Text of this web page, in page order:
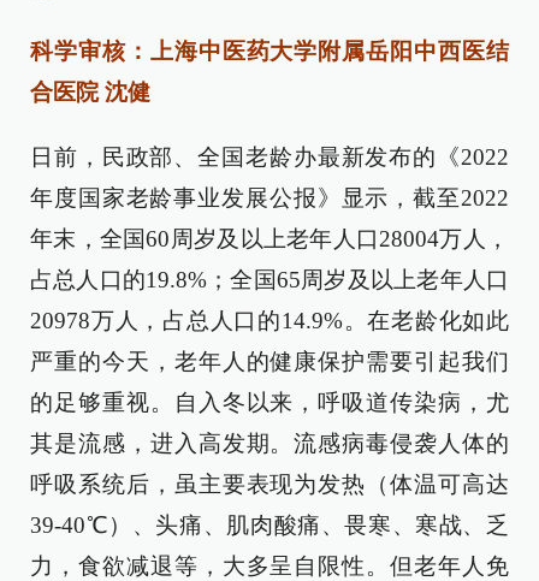
科学审核：上海中医药大学附属岳阳中西医结
合医院 沈健
日前，民政部、全国老龄办最新发布的《2022
年度国家老龄事业发展公报》显示，截至2022
年末，全国60周岁及以上老年人口28004万人，
占总人口的19.8%；全国65周岁及以上老年人口
20978万人，占总人口的14.9%。在老龄化如此
严重的今天，老年人的健康保护需要引起我们
的足够重视。自入冬以来，呼吸道传染病，尤
其是流感，进入高发期。流感病毒侵袭人体的
呼吸系统后，虽主要表现为发热（体温可高达
39-40℃）、头痛、肌肉酸痛、畏寒、寒战、乏
力，食欲减退等，大多呈自限性。但老年人免